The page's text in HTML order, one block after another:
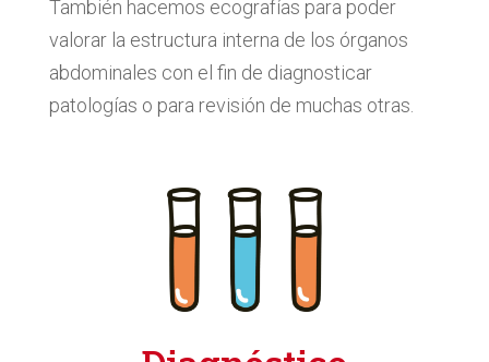
También hacemos ecografías para poder
valorar la estructura interna de los órganos
abdominales con el fin de diagnosticar
patologías o para revisión de muchas otras.